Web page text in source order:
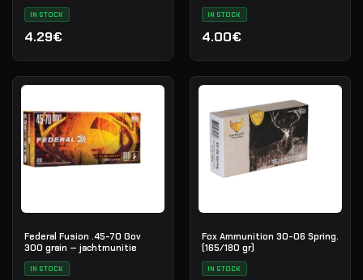
IN STOCK
4.29€
IN STOCK
4.00€
Federal Fusion .45-70 Gov
300 grain — jachtmunitie
IN STOCK
Fox Ammunition 30-06 Spring.
(165/180 gr)
IN STOCK